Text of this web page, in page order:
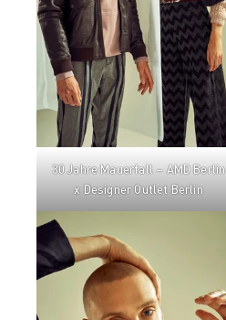
30 Jahre Mauerfall – AMD Berlin
x Designer Outlet Berlin